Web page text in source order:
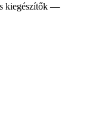
kiegészítők —